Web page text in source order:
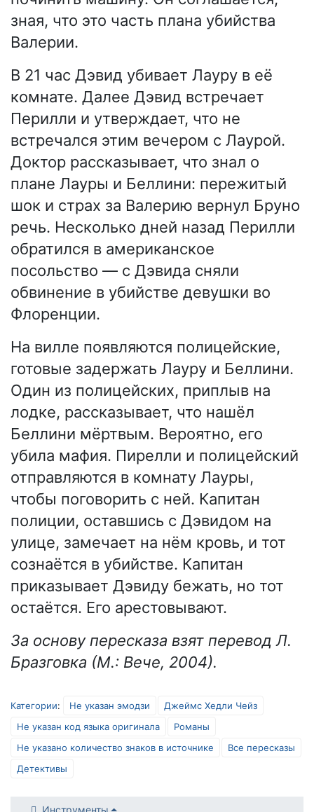
зная, что это часть плана убийства
Валерии.
В 21 час Дэвид убивает Лауру в её
комнате. Далее Дэвид встречает
Перилли и утверждает, что не
встречался этим вечером с Лаурой.
Доктор рассказывает, что знал о
плане Лауры и Беллини: пережитый
шок и страх за Валерию вернул Бруно
речь. Несколько дней назад Перилли
обратился в американское
посольство — с Дэвида сняли
обвинение в убийстве девушки во
Флоренции.
На вилле появляются полицейские,
готовые задержать Лауру и Беллини.
Один из полицейских, приплыв на
лодке, рассказывает, что нашёл
Беллини мёртвым. Вероятно, его
убила мафия. Пирелли и полицейский
отправляются в комнату Лауры,
чтобы поговорить с ней. Капитан
полиции, оставшись с Дэвидом на
улице, замечает на нём кровь, и тот
сознаётся в убийстве. Капитан
приказывает Дэвиду бежать, но тот
остаётся. Его арестовывают.
За основу пересказа взят перевод Л.
Бразговка (М.: Вече, 2004).
Категории: Не указан эмодзи
Джеймс Хедли Чейз
Не указан код языка оригинала
Романы
Не указано количество знаков в источнике
Все пересказы
Детективы